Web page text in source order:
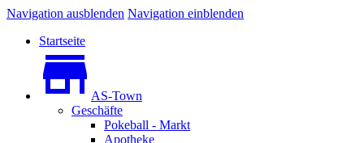
Navigation ausblenden Navigation einblenden
Startseite
AS-Town
Geschäfte
Pokeball - Markt
Apotheke